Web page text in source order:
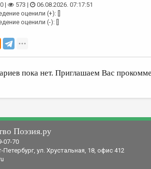
0 | 573 |
06.08.2026. 07:17:51
оценили (+): []
оценили (-): []
пока нет. Приглашаем Вас
Поэзия.ру
07-70
Петербург, ул. Хрустальная, 18, офис 412